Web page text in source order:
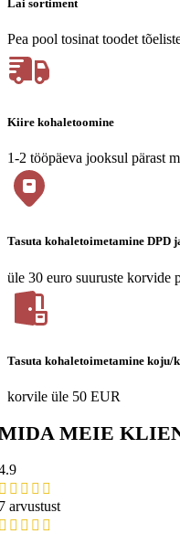
Lai sortiment
Pea pool tosinat toodet
Kiire kohaletoomine
1-2 tööpäeva jooksul pärast
Tasuta kohaletoimetamine DPD
üle 30 euro suuruste korvide
Tasuta kohaletoimetamine koju/
korvile üle 50 EUR
MEIE
arvustust